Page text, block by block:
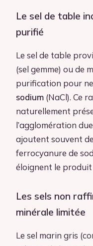
Le sel de table
purifié
Le sel de table
(sel gemme) ou de
purification pour
sodium (NaCl). Ce
naturellement
l’agglomération
ajoutent souvent
ferrocyanure de
éloignent le produit
Les sels non
minérale limitée
Le sel marin gris